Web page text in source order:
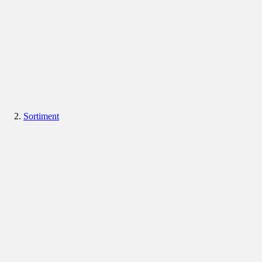
Sortiment